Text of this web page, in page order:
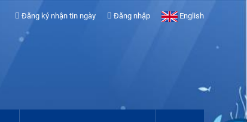
Đăng ký nhận tin ngày Đăng nhập English